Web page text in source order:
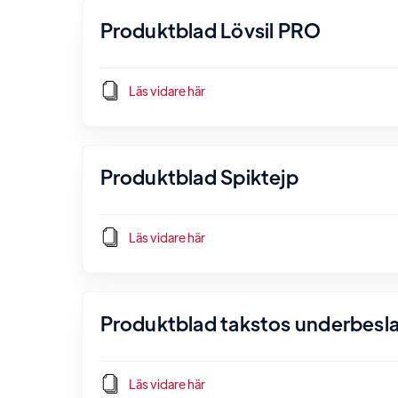
Produktblad Lövsil PRO
Läs vidare här
Produktblad Spiktejp
Läs vidare här
Produktblad takstos
Läs vidare här